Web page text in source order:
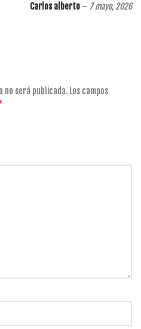
Carlos alberto – 7 mayo, 2026
no será publicada. Los campos